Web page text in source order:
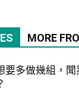
MORE
要多做幾組，